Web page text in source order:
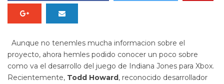
Aunque no tenemles mucha informacion sobre el
proyecto, ahora hemles podido conocer un poco sobre
como va el desarrollo del juego de Indiana Jones para Xbox.
Recientemente, Todd Howard, reconocido desarrollador